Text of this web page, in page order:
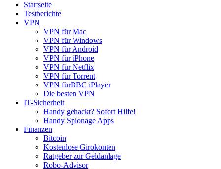
Startseite
Testberichte
VPN
VPN für Mac
VPN für Windows
VPN für Android
VPN für iPhone
VPN für Netflix
VPN für Torrent
VPN fürBBC iPlayer
Die besten VPN
IT-Sicherheit
Handy gehackt? Sofort Hilfe!
Handy Spionage Apps
Finanzen
Bitcoin
Kostenlose Girokonten
Ratgeber zur Geldanlage
Robo-Advisor